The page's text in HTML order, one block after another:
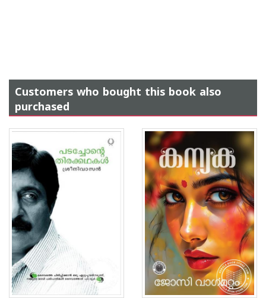
Customers who bought this book also
purchased